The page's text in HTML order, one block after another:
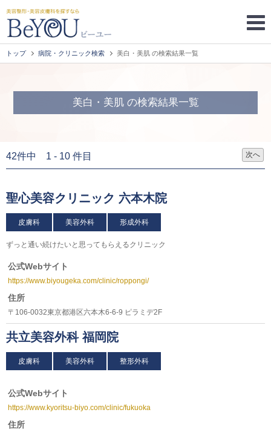
トップ 病院・クリニック検索 美白・美肌 の検索結果一覧
美白・美肌 の検索結果一覧
42件中 1 - 10 件目 次へ
聖心美容クリニック 六本木院
皮膚科 美容外科 形成外科
ずっと通い続けたいと思ってもらえるクリニック
公式Webサイト
https://www.biyougeka.com/clinic/roppongi/
住所
〒106-0032東京都港区六本木6-6-9 ピラミデ2F
共立美容外科 福岡院
皮膚科 美容外科 整形外科
公式Webサイト
https://www.kyoritsu-biyo.com/clinic/fukuoka
住所